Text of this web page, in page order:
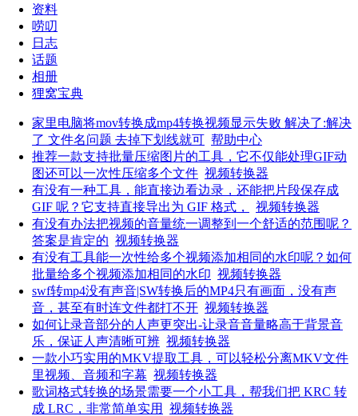
资料
唠叨
日志
话题
相册
狸窝宝典
家里电脑将mov转换成mp4转换视频显示失败 解决了:解决
了 文件名问题 去掉下划线就可 帮助中心
推荐一款支持批量压缩图片的工具，它不仅能处理GIF动
图还可以一次性压缩多个文件 视频转换器
有没有一种工具，能直接边看边录，还能把片段保存成
GIF 呢？它支持直接导出为 GIF 格式，
视频转换器
有没有办法把视频的音量统一调整到一个舒适的范围呢？
答案是肯定的 视频转换器
有没有工具能一次性给多个视频添加相同的水印呢？如何
批量给多个视频添加相同的水印 视频转换器
swf转mp4没有声音|SW转换后的MP4只有画面，没有声
音，甚至有时连文件都打不开 视频转换器
如何让录音部分的人声更突出-让录音音量略高于背景音
乐，保证人声清晰可辨 视频转换器
一款小巧实用的MKV提取工具，可以轻松分离MKV文件
里视频、音频和字幕 视频转换器
歌词格式转换的场景需要一个小工具，帮我们把 KRC 转
成 LRC，非常简单实用
视频转换器